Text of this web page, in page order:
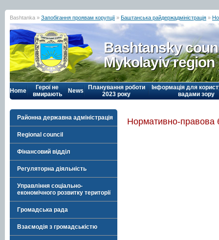
Bashtanka » Запобігання проявам корупції » Баштанська райдержадміністрація »
Bashtansky
Mykolayiv region
Home
Герої не
вмирають
News
Планування роботи
2023 року
Інформація для
вадами зору
Районна державна адміністрація
Regional council
Фінансовий відділ
Регуляторна діяльність
Управління соціально-
економічного розвитку території
Громадська рада
Взаємодія з громадськістю
Нормативно-правова